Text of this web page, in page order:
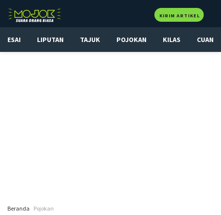
KIRIM ARTIKEL
ESAI LIPUTAN TAJUK POJOKAN KILAS CUAN
Beranda Pojokan